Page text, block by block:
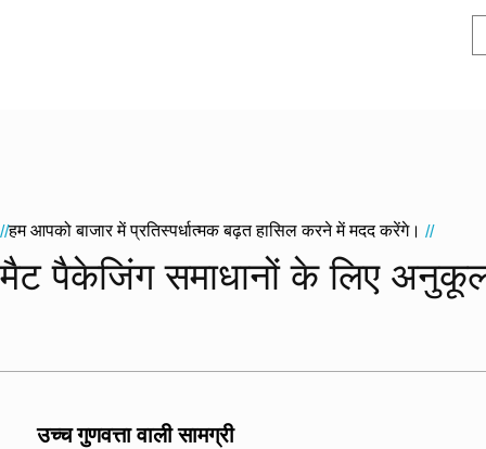
//हम आपको बाजार में प्रतिस्पर्धात्मक बढ़त हासिल करने में मदद करेंगे। //
मैट पैकेजिंग समाधानों के लिए
उच्च गुणवत्ता वाली सामग्री